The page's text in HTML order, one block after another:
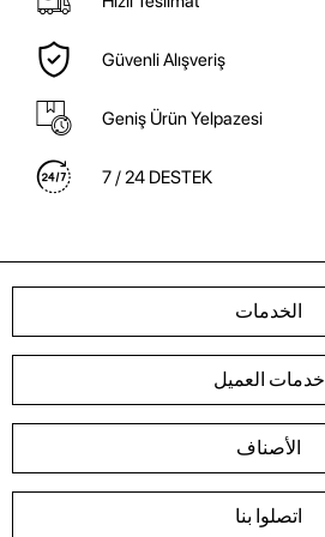
Güvenli Alışveriş
Geniş Ürün Yelpazesi
7 / 24 DESTEK
الخدمات
خدمات العميل
الأصناف
اتصلوا بنا